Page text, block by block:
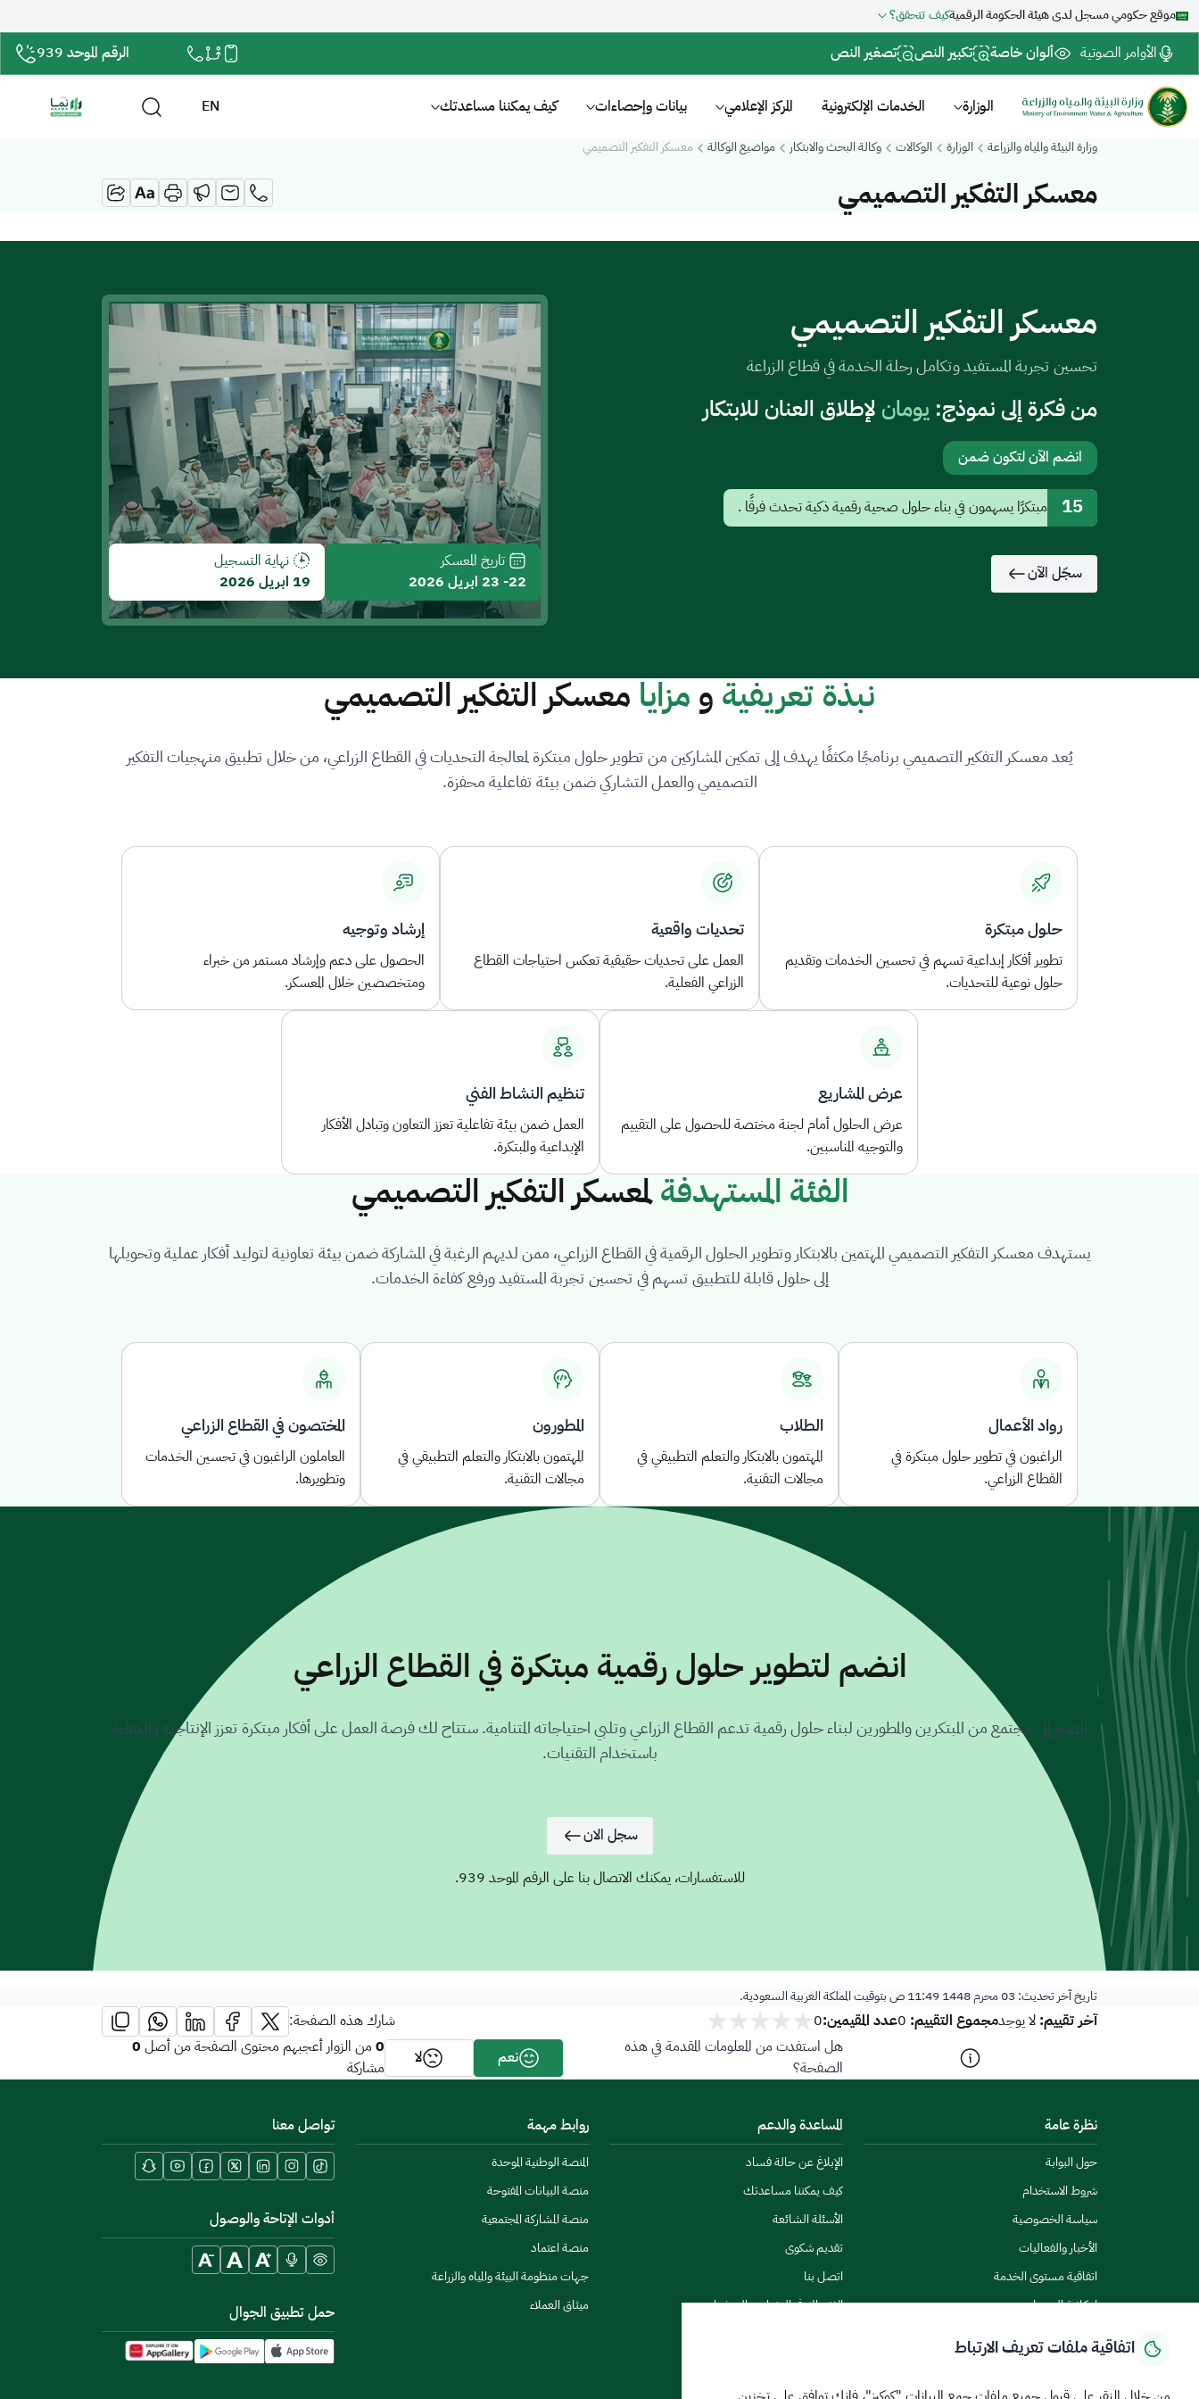
موقع حكومي مسجل لدى هيئة الحكومة الرقميةكيف تتحقق؟
الأوامر الصوتية ألوان خاصة تكبير النص تصغير النص الرقم الموحد 939
الوزارة الخدمات الإلكترونية المركز الإعلامي بيانات وإحصاءات كيف يمكننا مساعدتك EN
وزارة البيئة والمياه والزراعة الوزارة الوكالات وكالة البحث والابتكار مواضيع الوكالة معسكر التفكير التصميمي
معسكر التفكير التصميمي
معسكر التفكير التصميمي
تحسين تجربة المستفيد وتكامل رحلة الخدمة في قطاع الزراعة
من فكرة إلى نموذج:يومانلإطلاق العنان للابتكار
انضم الآن لتكون ضمن
15 مبتكرًا يسهمون في بناء حلول صحية رقمية ذكية تحدث فرقًا .
سجّل الآن
تاريخ المعسكر
22- 23 ابريل 2026
نهاية التسجيل
19 ابريل 2026
نبذة تعريفيةومزايامعسكر التفكير التصميمي
يُعد معسكر التفكير التصميمي برنامجًا مكثفًا يهدف إلى تمكين المشاركين من تطوير حلول مبتكرة لمعالجة التحديات في القطاع الزراعي، من خلال تطبيق منهجيات التفكير
التصميمي والعمل التشاركي ضمن بيئة تفاعلية محفزة.
حلول مبتكرة
تطوير أفكار إبداعية تسهم في تحسين الخدمات وتقديم
حلول نوعية للتحديات.
تحديات واقعية
العمل على تحديات حقيقية تعكس احتياجات القطاع
الزراعي الفعلية.
إرشاد وتوجيه
الحصول على دعم وإرشاد مستمر من خبراء
ومتخصصين خلال المعسكر.
عرض المشاريع
عرض الحلول أمام لجنة مختصة للحصول على التقييم
والتوجيه المناسبين.
تنظيم النشاط الفني
العمل ضمن بيئة تفاعلية تعزز التعاون وتبادل الأفكار
الإبداعية والمبتكرة.
الفئة المستهدفةلمعسكر التفكير التصميمي
يستهدف معسكر التفكير التصميمي المهتمين بالابتكار وتطوير الحلول الرقمية في القطاع الزراعي، ممن لديهم الرغبة في المشاركة ضمن بيئة تعاونية لتوليد أفكار عملية وتحويلها
إلى حلول قابلة للتطبيق تسهم في تحسين تجربة المستفيد ورفع كفاءة الخدمات.
رواد الأعمال
الراغبون في تطوير حلول مبتكرة في
القطاع الزراعي.
الطلاب
المهتمون بالابتكار والتعلم التطبيقي في
مجالات التقنية.
المطورون
المهتمون بالابتكار والتعلم التطبيقي في
مجالات التقنية.
المختصون في القطاع الزراعي
العاملون الراغبون في تحسين الخدمات
وتطويرها.
انضم لتطوير حلول رقمية مبتكرة في القطاع الزراعي
انضم إلى مجتمع من المبتكرين والمطورين لبناء حلول رقمية تدعم القطاع الزراعي وتلبي احتياجاته المتنامية. ستتاح لك فرصة العمل على أفكار مبتكرة تعزز الإنتاجية والكفاءة
باستخدام التقنيات.
سجل الان
للاستفسارات، يمكنك الاتصال بنا على الرقم الموحد 939.
تاريخ آخر تحديث: 03 محرم 1448 11:49 ص بتوقيت المملكة العربية السعودية.
آخر تقييم:لا يوجدمجموع التقييم: 0عدد المقيمين:0
شارك هذه الصفحة:
هل استفدت من المعلومات المقدمة في هذه
الصفحة؟
نعم لا 0من الزوار أعجبهم محتوى الصفحة من أصل0
مشاركة
نظرة عامة
حول البوابة
شروط الاستخدام
سياسة الخصوصية
الأخبار والفعاليات
اتفاقية مستوى الخدمة
إمكانية الوصول
المساعدة والدعم
الإبلاغ عن حالة فساد
كيف يمكننا مساعدتك
الأسئلة الشائعة
تقديم شكوى
اتصل بنا
الاشتراك في النشرات والتحذيرات
روابط مهمة
المنصة الوطنية الموحدة
منصة البيانات المفتوحة
منصة المشاركة المجتمعية
منصة اعتماد
جهات منظومة البيئة والمياه والزراعة
ميثاق العملاء
تواصل معنا
أدوات الإتاحة والوصول
حمل تطبيق الجوال
اتفاقية ملفات تعريف الارتباط